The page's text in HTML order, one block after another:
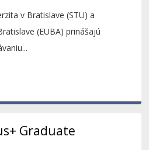
v Bratislave (STU) a
(EUBA) prinášajú
Graduate